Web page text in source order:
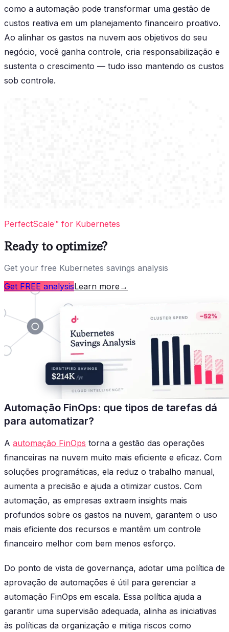
como a automação pode transformar uma gestão de
custos reativa em um planejamento financeiro proativo.
Ao alinhar os gastos na nuvem aos objetivos do seu
negócio, você ganha controle, cria responsabilização e
sustenta o crescimento — tudo isso mantendo os custos
sob controle.
PerfectScale™ for Kubernetes
Ready to optimize?
Get your free Kubernetes savings analysis
Get FREE analysisLearn more →
Automação FinOps: que tipos de tarefas dá
para automatizar?
A automação FinOps torna a gestão das operações
financeiras na nuvem muito mais eficiente e eficaz. Com
soluções programáticas, ela reduz o trabalho manual,
aumenta a precisão e ajuda a otimizar custos. Com
automação, as empresas extraem insights mais
profundos sobre os gastos na nuvem, garantem o uso
mais eficiente dos recursos e mantêm um controle
financeiro melhor com bem menos esforço.
Do ponto de vista de governança, adotar uma política de
aprovação de automações é útil para gerenciar a
automação FinOps em escala. Essa política ajuda a
garantir uma supervisão adequada, alinha as iniciativas
às políticas da organização e mitiga riscos como